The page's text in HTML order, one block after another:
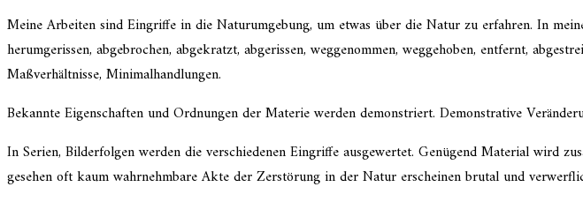
Meine Arbeiten sind Eingriffe in die Naturumgebung, um etwas über die Natur zu erfah­ren. In
herum­ge­ris­sen, abgebro­chen, abgekratzt, abgeris­sen, wegge­nom­men, wegge­ho­ben, entfernt,
Maßverhältnisse, Minimalhandlungen.
Bekannte Eigenschaften und Ordnungen der Materie werden demons­triert. Demonstrative
In Serien, Bilderfolgen werden die verschie­de­nen Eingriffe ausge­wer­tet. Genügend Material wird
gesehen oft kaum wahrnehm­bare Akte der Zerstörung in der Natur erschei­nen brutal und